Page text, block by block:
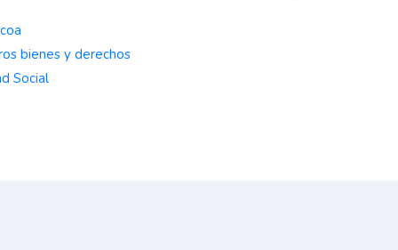
bienes y derechos
Social